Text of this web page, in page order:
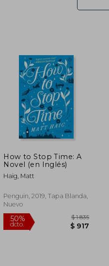
How to Stop Time: A
Novel (en Inglés)
Haig, Matt
Penguin, 2019, Tapa Blanda,
Nuevo